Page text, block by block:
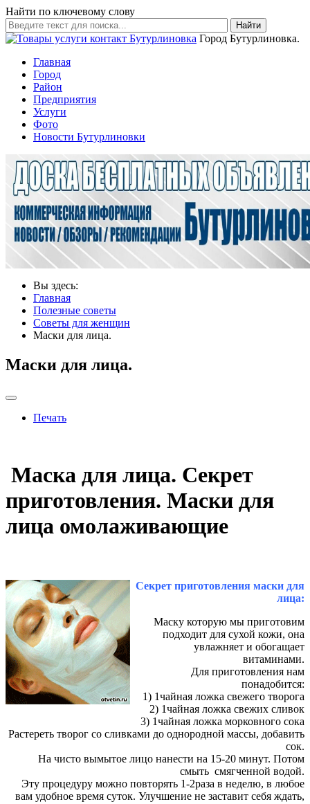
Найти по ключевому слову
Найти
Город Бутурлиновка.
Главная
Город
Район
Предприятия
Услуги
Фото
Новости Бутурлиновки
Вы здесь:
Главная
Полезные советы
Советы для женщин
Маски для лица.
Маски для лица.
Печать
Маска для лица. Секрет
приготовления. Маски для
лица омолаживающие
Секрет приготовления маски для
лица:
Маску которую мы приготовим
подходит для сухой кожи, она
увлажняет и обогащает
витаминами.
Для приготовления нам
понадобится:
1) 1чайная ложка свежего творога
2) 1чайная ложка свежих сливок
3) 1чайная ложка морковного сока
Растереть творог со сливками до однородной массы, добавить
сок.
На чисто вымытое лицо нанести на 15-20 минут. Потом
смыть смягченной водой.
Эту процедуру можно повторять 1-2раза в неделю, в любое
вам удобное время суток. Улучшение не заставит себя ждать,